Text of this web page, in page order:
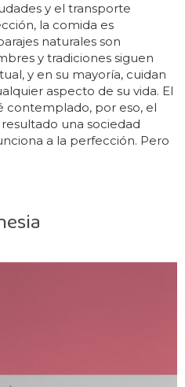
y el transporte
la comida es
naturales son
y tradiciones siguen
y en su mayoría, cuidan
aspecto de su vida. El
contemplado, por eso, el
una sociedad
a la perfección. Pero